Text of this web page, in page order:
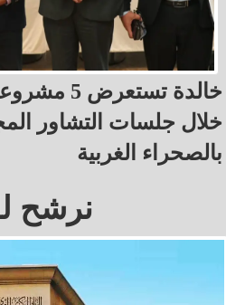
خالدة
خلال جلسات التشاور
بالصحراء الغربية
نرشح